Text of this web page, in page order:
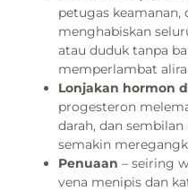
petugas keamanan,
menghabiskan
atau duduk tanpa
memperlambat
Lonjakan hormon
progesteron
darah, dan
semakin
Penuaan – seiring
vena menipis dan